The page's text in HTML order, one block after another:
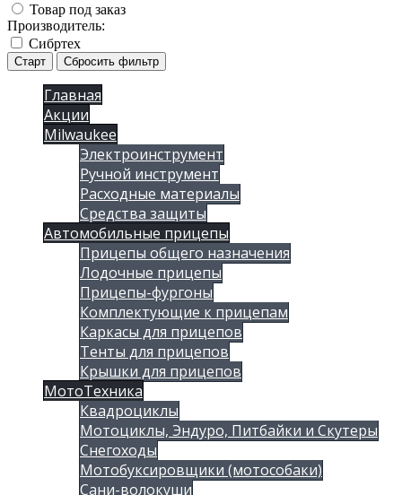
Товар под заказ
Производитель:
Сибртех
Старт Сбросить фильтр
Главная
Акции
Milwaukee
Электроинструмент
Ручной инструмент
Расходные материалы
Средства защиты
Автомобильные прицепы
Прицепы общего назначения
Лодочные прицепы
Прицепы-фургоны
Комплектующие к прицепам
Каркасы для прицепов
Тенты для прицепов
Крышки для прицепов
МотоТехника
Квадроциклы
Мотоциклы, Эндуро, Питбайки и Скутеры
Снегоходы
Мотобуксировщики (мотособаки)
Сани-волокуши